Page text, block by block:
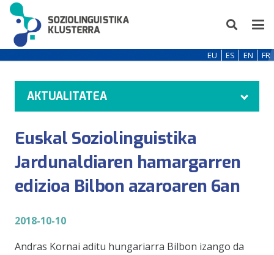
EU ES EN FR
AKTUALITATEA
Euskal Soziolinguistika
Jardunaldiaren hamargarren
edizioa Bilbon azaroaren 6an
2018-10-10
Andras Kornai aditu hungariarra Bilbon izango da